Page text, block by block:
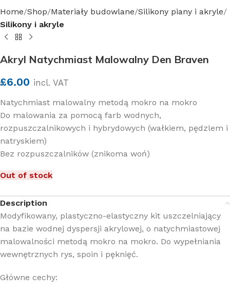
Home Shop Materiały budowlane Silikony piany i akryle
Silikony i akryle
Akryl Natychmiast Malowalny Den Braven
£6.00 incl. VAT
Natychmiast malowalny metodą mokro na mokro
Do malowania za pomocą farb wodnych,
rozpuszczalnikowych i hybrydowych (wałkiem, pędzlem i
natryskiem)
Bez rozpuszczalników (znikoma woń)
Out of stock
Description
Modyfikowany, plastyczno-elastyczny kit uszczelniający
na bazie wodnej dyspersji akrylowej, o natychmiastowej
malowalności metodą mokro na mokro. Do wypełniania
wewnętrznych rys, spoin i pęknięć.
Główne cechy: